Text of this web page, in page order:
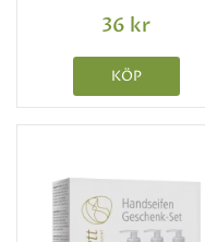
36 kr
KÖP